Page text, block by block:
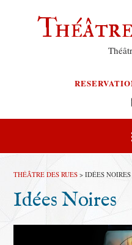
Théâtre
THÉÂTRE DES RUES > IDÉES NOIRES
Idées Noires